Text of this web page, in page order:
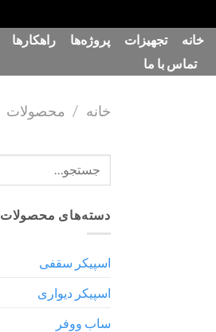
پرش
محتوا
خانه تجهیزات پروژه‌ها راهکارها
تماس با ما
خانه / محصولات
دسته‌های محصولات
اسپیکر سقفی
اسپیکر دیواری
ساب ووفر